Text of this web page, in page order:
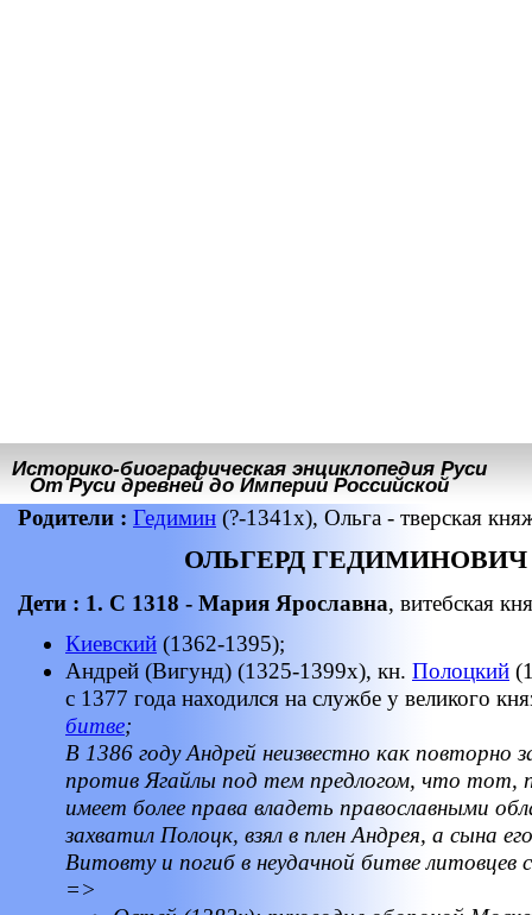
Историко-биографическая энциклопедия Руси
От Руси древней до Империи Российской
Родители : Гедимин (?-1341х), Ольга - тверская
ОЛЬГЕРД ГЕДИМИНОВИЧ
Дети : 1. С 1318 - Мария Ярославна, витебская
Киевский (1362-1395);
Андрей (Вигунд) (1325-1399х), кн. Полоцкий
с 1377 года находился на службе у великого
битве;
В 1386 году Андрей неизвестно как повторно
против Ягайлы под тем предлогом, что тот,
имеет более права владеть православными
захватил Полоцк, взял в плен Андрея, а сына
Витовту и погиб в неудачной битве
=>